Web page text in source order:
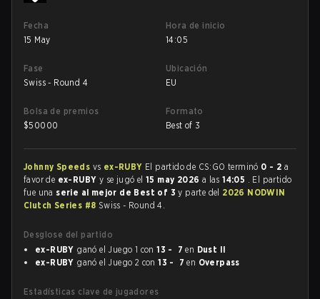
Fecha
15 May
Hora de inicio
14:05
Fase
Swiss - Round 4
Ubicación
EU
Bolsa de premios
$50000
Formato
Best of 3
Johnny Speeds vs ex-RUBY El partido de CS:GO terminó 0 - 2 a
favor de ex-RUBY y se jugó el15 may 2026 a las14:05 . El partido
fue una serie al mejor de Best of 3y parte del 2026 NODWIN
Clutch Series #8 Swiss - Round 4.
Desglose del partido
ex-RUBY ganó el Juego 1 con13 - 7 en Dust II
ex-RUBY ganó el Juego 2 con13 - 7 en Overpass
Estadísticas clave de jugadores